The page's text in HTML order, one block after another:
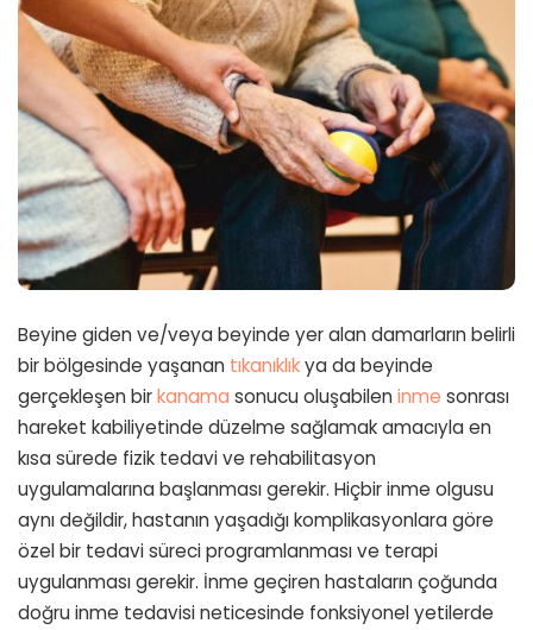
Beyine giden ve/veya beyinde yer alan damarların belirli
bir bölgesinde yaşanan tıkanıklıkya da beyinde
gerçekleşen birkanama sonucu oluşabilen inme sonrası
hareket kabiliyetinde düzelme sağlamak amacıyla en
kısa sürede fizik tedavi ve rehabilitasyon
uygulamalarına başlanması gerekir. Hiçbir inme olgusu
aynı değildir, hastanın yaşadığı komplikasyonlara göre
özel bir tedavi süreci programlanması ve terapi
uygulanması gerekir. İnme geçiren hastaların çoğunda
doğru inme tedavisi neticesinde fonksiyonel yetilerde